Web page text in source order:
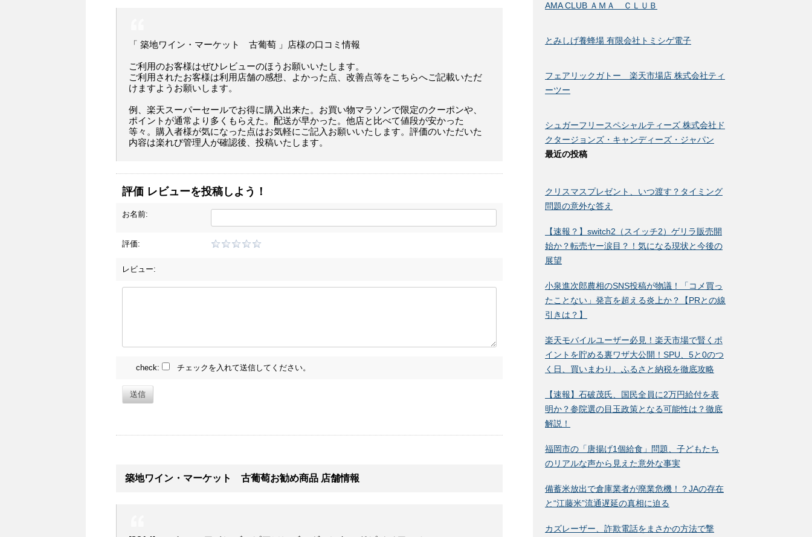
「 築地ワイン・マーケット 古葡萄 」店様の口コミ情報
ご利用のお客様はぜひレビューのほうお願いいたします。
ご利用されたお客様は利用店舗の感想、よかった点、改善点等をこちらへご記載いただ
けますようお願いします。
例、楽天スーパーセールでお得に購入出来た。お買い物マラソンで限定のクーポンや、
ポイントが通常より多くもらえた。配送が早かった。他店と比べて値段が安かった
等々。購入者様が気になった点はお気軽にご記入お願いいたします。評価のいただいた
内容は楽れび管理人が確認後、投稿いたします。
評価 レビューを投稿しよう！
お名前:
評価:
レビュー:
check: チェックを入れて送信してください。
送信
築地ワイン・マーケット 古葡萄お勧め商品 店舗情報
AMA CLUB ＡＭＡ ＣＬＵＢ
とみしげ養蜂場 有限会社トミシゲ電子
フェアリックガトー 楽天市場店 株式会社ティ
ーツー
シュガーフリースペシャルティーズ 株式会社ド
クタージョンズ・キャンディーズ・ジャパン
最近の投稿
クリスマスプレゼント、いつ渡す？タイミング
問題の意外な答え
【速報？】switch2（スイッチ2）ゲリラ販売開
始か？転売ヤー涙目？！気になる現状と今後の
展望
小泉進次郎農相のSNS投稿が物議！「コメ買っ
たことない」発言を超える炎上か？【PRとの線
引きは？】
楽天モバイルユーザー必見！楽天市場で賢くポ
イントを貯める裏ワザ大公開！SPU、5と0のつ
く日、買いまわり、ふるさと納税を徹底攻略
【速報】石破茂氏、国民全員に2万円給付を表
明か？参院選の目玉政策となる可能性は？徹底
解説！
福岡市の「唐揚げ1個給食」問題、子どもたち
のリアルな声から見えた意外な事実
備蓄米放出で倉庫業者が廃業危機！？JAの存在
と“江藤米”流通遅延の真相に迫る
カズレーザー、詐欺電話をまさかの方法で撃